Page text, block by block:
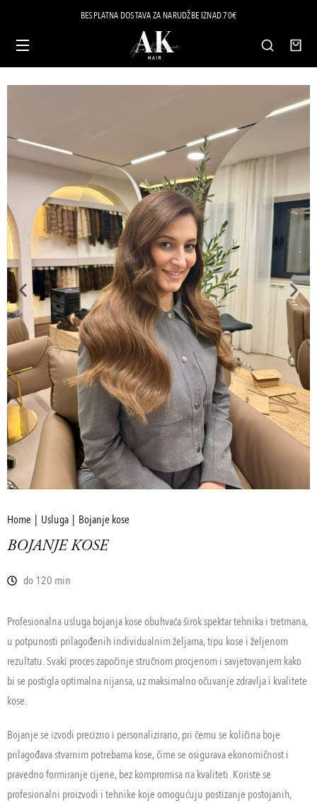
BESPLATNA DOSTAVA ZA NARUDŽBE IZNAD 70€
You are here:
Home Usluga
Bojanje kose
BOJANJE KOSE
do 120 min
Profesionalna usluga bojanja kose obuhvaća širok spektar tehnika i tretmana,
u potpunosti prilagođenih individualnim željama, tipu kose i željenom
rezultatu. Svaki proces započinje stručnom procjenom i savjetovanjem kako
bi se postigla optimalna nijansa, uz maksimalno očuvanje zdravlja i kvalitete
kose.
Bojanje se izvodi precizno i personalizirano, pri čemu se količina boje
prilagođava stvarnim potrebama kose, čime se osigurava ekonomičnost i
pravedno formiranje cijene, bez kompromisa na kvaliteti. Koriste se
profesionalni proizvodi i tehnike koje omogućuju postizanje postojanih,